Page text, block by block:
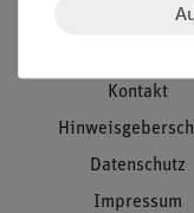
Kontakt
Datenschutz
Impressum